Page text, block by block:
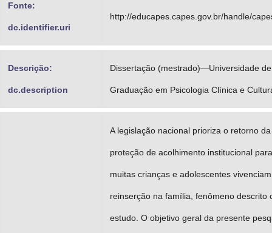
Fonte:
dc.identifier.uri
http://educapes.capes.gov.br/handle/
Descrição:
dc.description
Dissertação (mestrado)—Universidade
Graduação em Psicologia Clínica e
A legislação nacional prioriza o retorno
proteção de acolhimento institucional
muitas crianças e adolescentes
reinserção na família, fenômeno
estudo. O objetivo geral da presente